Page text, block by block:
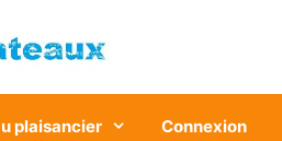
plaisancier Connexion